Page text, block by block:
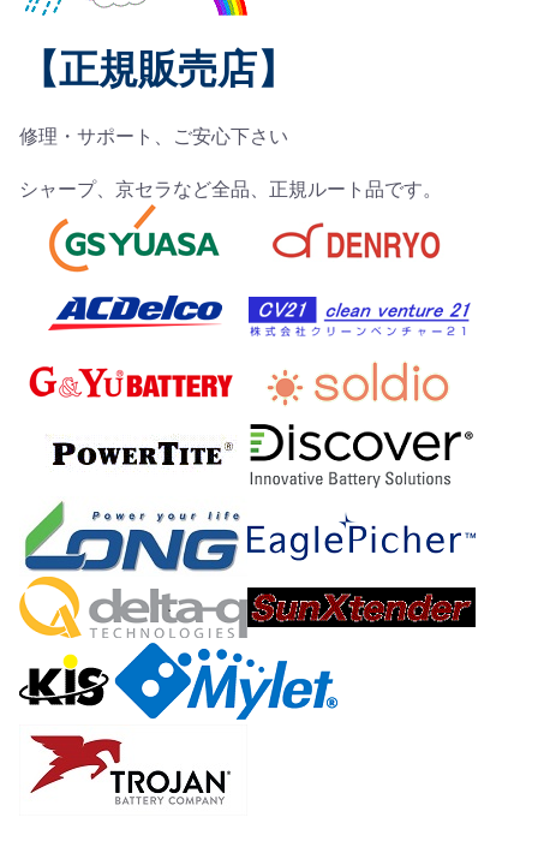
【正規販売店】
修理・サポート、ご安心下さい
シャープ、京セラなど全品、正規ルート品です。